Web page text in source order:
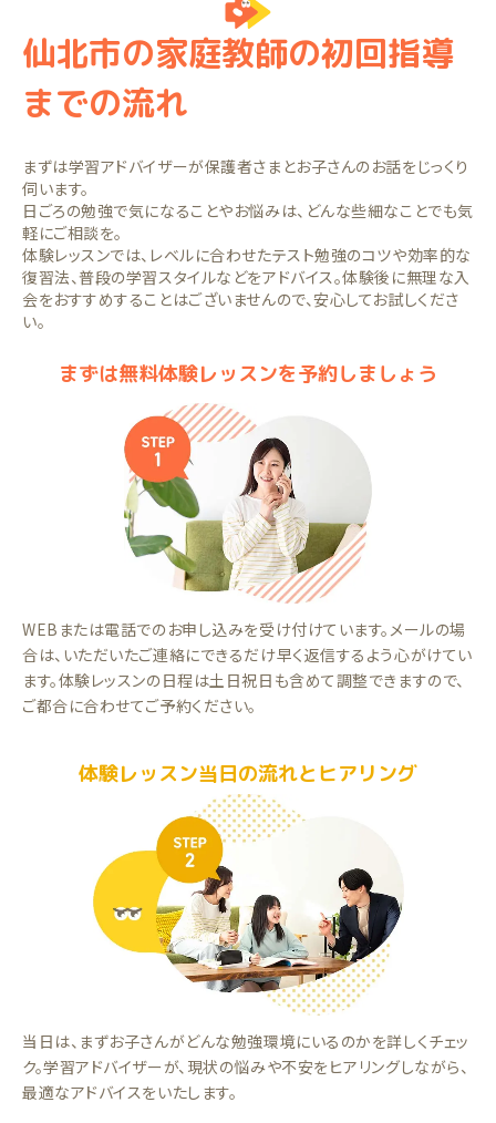
仙北市の家庭教師の初回指導
までの流れ
まずは学習アドバイザーが保護者さまとお子さんのお話をじっくり
伺います。
日ごろの勉強で気になることやお悩みは、どんな些細なことでも気
軽にご相談を。
体験レッスンでは、レベルに合わせたテスト勉強のコツや効率的な
復習法、普段の学習スタイルなどをアドバイス。体験後に無理な入
会をおすすめすることはございませんので、安心してお試しくださ
い。
まずは無料体験レッスンを予約しましょう
WEBまたは電話でのお申し込みを受け付けています。メールの場
合は、いただいたご連絡にできるだけ早く返信するよう心がけてい
ます。体験レッスンの日程は土日祝日も含めて調整できますので、
ご都合に合わせてご予約ください。
体験レッスン当日の流れとヒアリング
当日は、まずお子さんがどんな勉強環境にいるのかを詳しくチェッ
ク。学習アドバイザーが、現状の悩みや不安をヒアリングしながら、
最適なアドバイスをいたします。